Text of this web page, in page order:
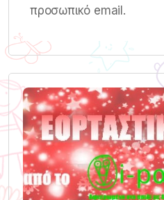
προσωπικό email.